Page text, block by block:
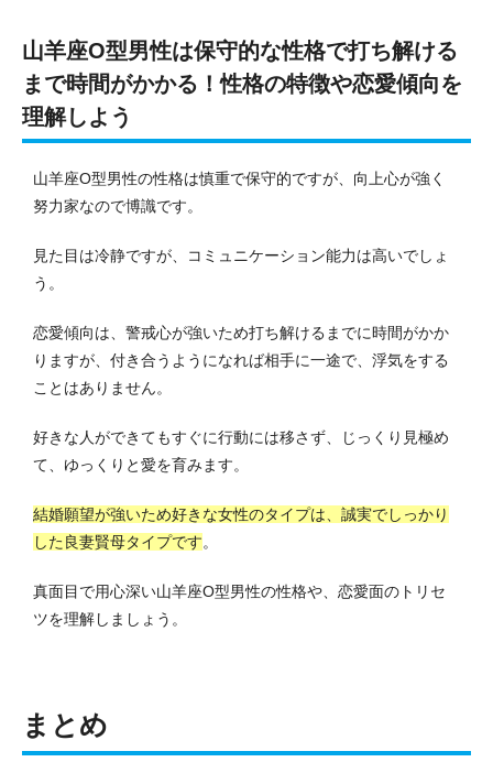
山羊座O型男性は保守的な性格で打ち解ける
まで時間がかかる！性格の特徴や恋愛傾向を
理解しよう
山羊座O型男性の性格は慎重で保守的ですが、向上心が強く
努力家なので博識です。
見た目は冷静ですが、コミュニケーション能力は高いでしょ
う。
恋愛傾向は、警戒心が強いため打ち解けるまでに時間がかか
りますが、付き合うようになれば相手に一途で、浮気をする
ことはありません。
好きな人ができてもすぐに行動には移さず、じっくり見極め
て、ゆっくりと愛を育みます。
結婚願望が強いため好きな女性のタイプは、誠実でしっかり
した良妻賢母タイプです。
真面目で用心深い山羊座O型男性の性格や、恋愛面のトリセ
ツを理解しましょう。
まとめ